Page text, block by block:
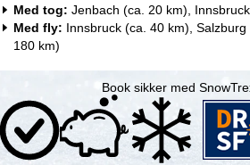
Med tog: Jenbach (ca. 20 km),
Med fly: Innsbruck (ca. 40 km),
180 km)
Book sikker med